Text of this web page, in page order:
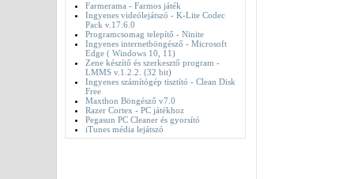
Farmerama - Farmos játék
Ingyenes videólejátszó - K-Lite Codec
Pack v.17.6.0
Programcsomag telepítő - Ninite
Ingyenes internetböngésző - Microsoft
Edge ( Windows 10, 11)
Zene készítő és szerkesztő program -
LMMS v.1.2.2. (32 bit)
Ingyenes számítógép tisztító - Clean Disk
Free
Maxthon Böngésző v7.0
Razer Cortex - PC játékhoz
Pegasun PC Cleaner és gyorsító
iTunes média lejátszó